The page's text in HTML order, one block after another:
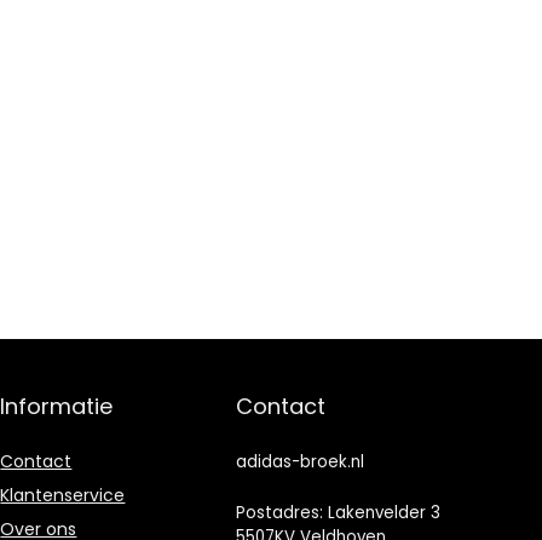
Informatie
Contact
Klantenservice
Over ons
Contact
adidas-broek.nl
Postadres: Lakenvelder 3